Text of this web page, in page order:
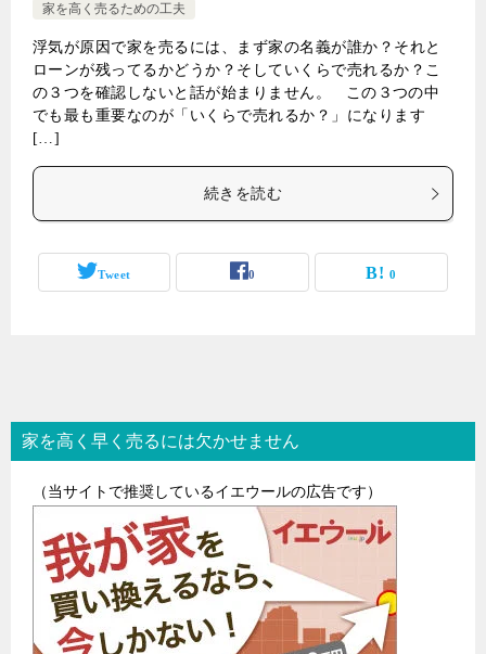
家を高く売るための工夫
浮気が原因で家を売るには、まず家の名義が誰か？それと
ローンが残ってるかどうか？そしていくらで売れるか？こ
の３つを確認しないと話が始まりません。 この３つの中
でも最も重要なのが「いくらで売れるか？」になります
[…]
続きを読む
Tweet 0 0
家を高く早く売るには欠かせません
（当サイトで推奨しているイエウールの広告です）